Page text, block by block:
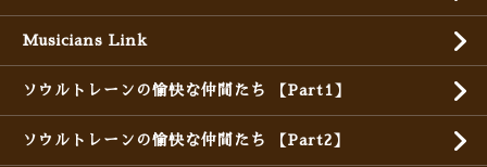
Musicians Link
ソウルトレーンの愉快な仲間たち 【Part1】
ソウルトレーンの愉快な仲間たち 【Part2】